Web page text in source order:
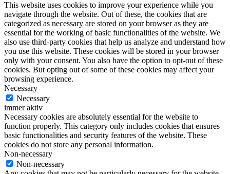
This website uses cookies to improve your experience while you
navigate through the website. Out of these, the cookies that are
categorized as necessary are stored on your browser as they are
essential for the working of basic functionalities of the website. We
also use third-party cookies that help us analyze and understand how
you use this website. These cookies will be stored in your browser
only with your consent. You also have the option to opt-out of these
cookies. But opting out of some of these cookies may affect your
browsing experience.
Necessary
Necessary
immer aktiv
Necessary cookies are absolutely essential for the website to
function properly. This category only includes cookies that ensures
basic functionalities and security features of the website. These
cookies do not store any personal information.
Non-necessary
Non-necessary